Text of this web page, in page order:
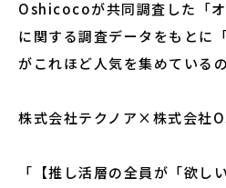
Oshicocoが共同調査した「オ
に関する調査データをもとに
がこれほど人気を集めている
株式会社テクノア×株式会社
「【推し活層の全員が「欲し